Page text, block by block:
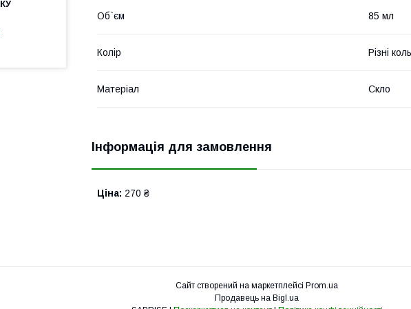
Об`єм 85 мл
Колір Різні
Матеріал Скло
Інформація для замовлення
Ціна: 270 ₴
Сайт створений на маркетплейсі Prom.ua
Продавець на Bigl.ua